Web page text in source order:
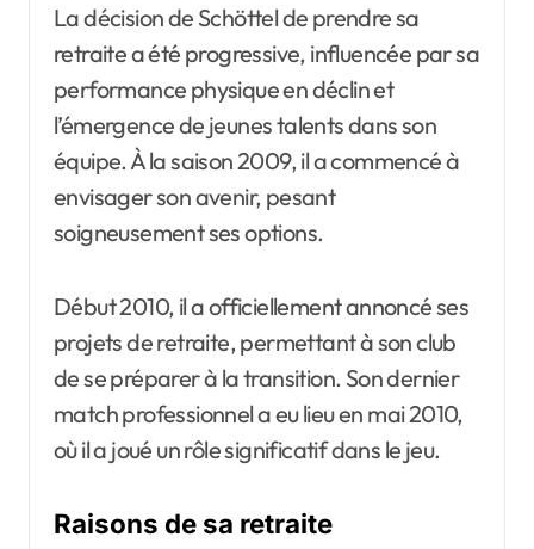
La décision de Schöttel de prendre sa
retraite a été progressive, influencée par sa
performance physique en déclin et
l’émergence de jeunes talents dans son
équipe. À la saison 2009, il a commencé à
envisager son avenir, pesant
soigneusement ses options.
Début 2010, il a officiellement annoncé ses
projets de retraite, permettant à son club
de se préparer à la transition. Son dernier
match professionnel a eu lieu en mai 2010,
où il a joué un rôle significatif dans le jeu.
Raisons de sa retraite